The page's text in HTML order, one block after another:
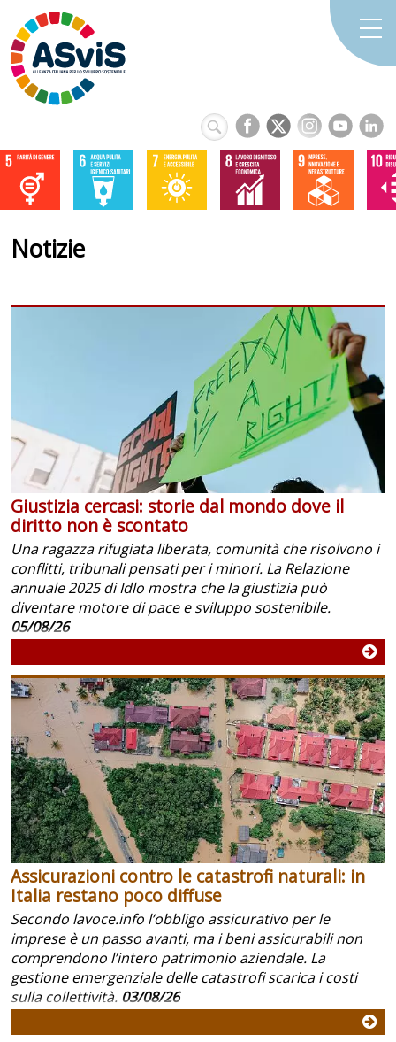
Notizie
Giustizia cercasi: storie dal mondo dove il
diritto non è scontato
Una ragazza rifugiata liberata, comunità che risolvono i
conflitti, tribunali pensati per i minori. La Relazione
annuale 2025 di Idlo mostra che la giustizia può
diventare motore di pace e sviluppo sostenibile.
05/08/26
Assicurazioni contro le catastrofi naturali: in
Italia restano poco diffuse
Secondo lavoce.info l’obbligo assicurativo per le
imprese è un passo avanti, ma i beni assicurabili non
comprendono l’intero patrimonio aziendale. La
gestione emergenziale delle catastrofi scarica i costi
sulla collettività. 03/08/26